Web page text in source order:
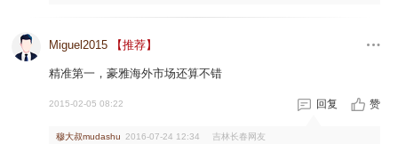
Miguel2015 【推荐】
精准第一，豪雅海外市场还算不错
2015-02-05 08:22 回复 赞
穆大叔mudashu 2016-07-24 12:34 吉林长春网友